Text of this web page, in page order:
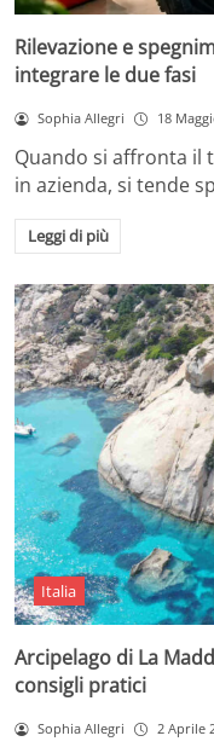
Rilevazione e
integrare le due fasi
Sophia Allegri 18
Quando si affronta il
in azienda, si tende
Leggi di più
Italia
Arcipelago di La
consigli pratici
Sophia Allegri 2 Aprile